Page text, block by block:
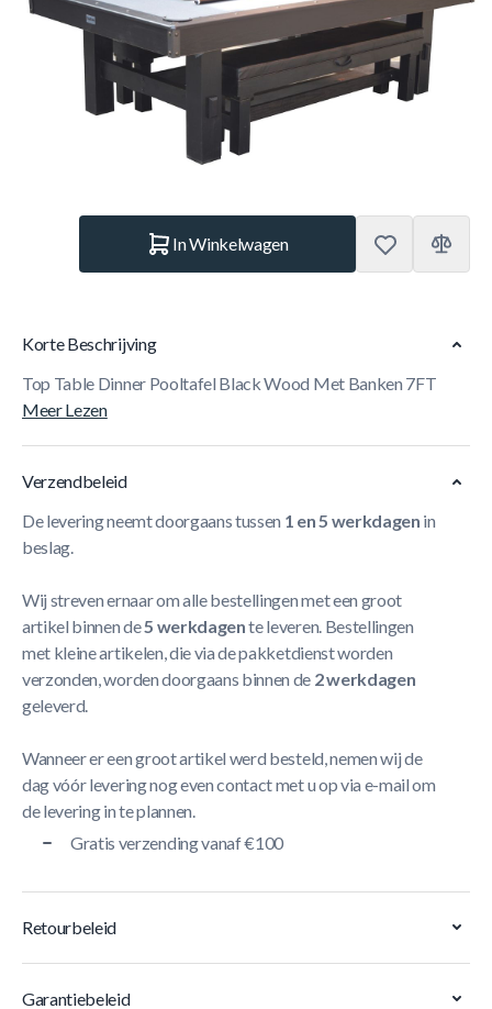
Aanpasbare opties:
Heeft u graag dat wij de tafel bij u installeren op het gelijkvloers?
In Winkelwagen
Korte Beschrijving
Top Table Dinner Pooltafel Black Wood Met Banken 7FT
Meer Lezen
Verzendbeleid
De levering neemt doorgaans tussen 1 en 5 werkdagen in
beslag.
Wij streven ernaar om alle bestellingen met een groot
artikel binnen de5 werkdagente leveren. Bestellingen
met kleine artikelen, die via de pakketdienst worden
verzonden, worden doorgaans binnen de 2 werkdagen
geleverd.
Wanneer er een groot artikel werd besteld, nemen wij de
dag vóór levering nog even contact met u op via e-mail om
de levering in te plannen.
Gratis verzending vanaf €100
Retourbeleid
Garantiebeleid